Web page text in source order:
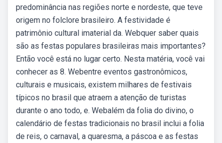
predominância nas regiões norte e nordeste, que teve
origem no folclore brasileiro. A festividade é
patrimônio cultural imaterial da. Webquer saber quais
são as festas populares brasileiras mais importantes?
Então você está no lugar certo. Nesta matéria, você vai
conhecer as 8. Webentre eventos gastronômicos,
culturais e musicais, existem milhares de festivais
típicos no brasil que atraem a atenção de turistas
durante o ano todo, e. Webalém da folia do divino, o
calendário de festas tradicionais no brasil inclui a folia
de reis, o carnaval, a quaresma, a páscoa e as festas